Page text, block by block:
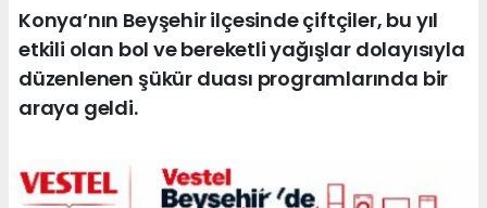
Konya’nın Beyşehir ilçesinde çiftçiler, bu yıl
etkili olan bol ve bereketli yağışlar dolayısıyla
düzenlenen şükür duası programlarında bir
araya geldi.